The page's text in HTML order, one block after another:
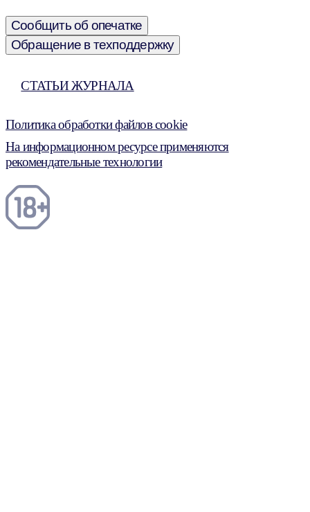
Сообщить об опечатке
Обращение в техподдержку
СТАТЬИ ЖУРНАЛА
Политика обработки файлов cookie
На информационном ресурсе применяются
рекомендательные технологии